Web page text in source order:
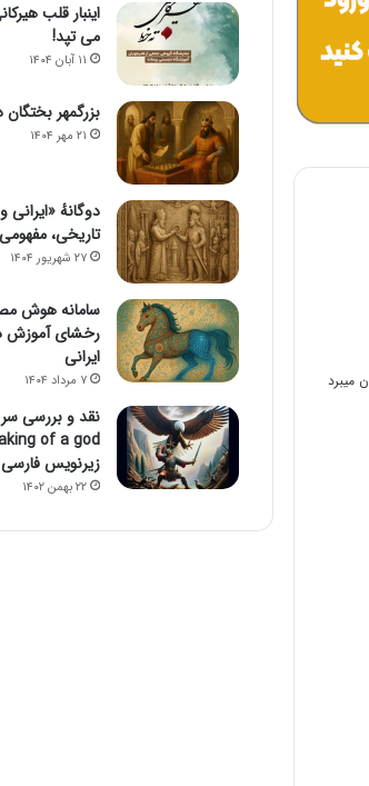
اینبار قلب
می تپد!
۱۱ آبان ۱۴۰۴
بزرگمهر بختگان
۲۱ مهر ۱۴۰۴
دوگانهٔ «ایرانی
تاریخی،
۲۷ شهریور ۱۴۰۴
سامانه هوش
رخشای آموزش
ایرانی
۷ مرداد ۱۴۰۴
زیرنویس فارسی
۲۲ بهمن ۱۴۰۲